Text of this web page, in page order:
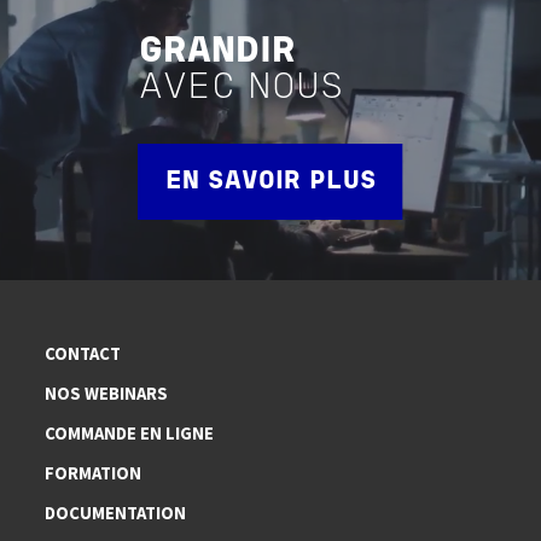
GRANDIR
AVEC NOUS
EN SAVOIR PLUS
CONTACT
NOS WEBINARS
COMMANDE EN LIGNE
FORMATION
DOCUMENTATION